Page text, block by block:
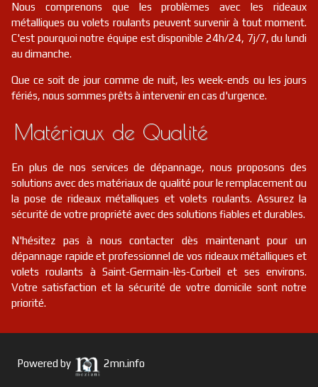
Nous comprenons que les problèmes avec les rideaux
métalliques ou volets roulants peuvent survenir à tout moment.
C'est pourquoi notre équipe est disponible 24h/24, 7j/7, du lundi
au dimanche.
Que ce soit de jour comme de nuit, les week-ends ou les jours
fériés, nous sommes prêts à intervenir en cas d'urgence.
Matériaux de Qualité
En plus de nos services de dépannage, nous proposons des
solutions avec des matériaux de qualité pour le remplacement ou
la pose de rideaux métalliques et volets roulants. Assurez la
sécurité de votre propriété avec des solutions fiables et durables.
N'hésitez pas à nous contacter dès maintenant pour un
dépannage rapide et professionnel de vos rideaux métalliques et
volets roulants à Saint-Germain-lès-Corbeil et ses environs.
Votre satisfaction et la sécurité de votre domicile sont notre
priorité.
Powered by 2mn.info